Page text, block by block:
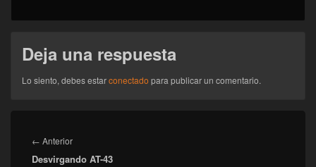
Deja una respuesta
Lo siento, debes estarconectado para publicar un comentario.
de
entradas
← AnteriorEntrada
anterior:
Desvirgando AT-43